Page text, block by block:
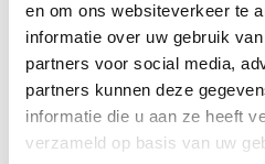
en om ons websiteverkeer te
informatie over uw gebruik
partners voor social media,
partners kunnen deze
informatie die u aan ze heeft
verzameld op basis van uw
Stap 1: Breng een kleine
Stap 2:Masseer zachtjes in
Stap 3:Gebruik na het
gezichtsverzorging.
Geschikt voor dagelijks gebruik.